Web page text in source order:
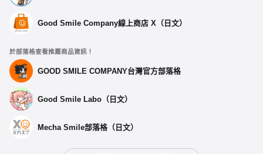
Good Smile Company線上商店 X（日文）
於部落格查看推薦商品資訊！
GOOD SMILE COMPANY台灣官方部落格
Good Smile Labo（日文）
Mecha Smile部落格（日文）